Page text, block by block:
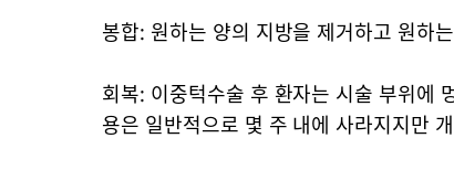
봉합: 원하는 양의 지방을 제거하고 원하
회복: 이중턱수술 후 환자는 시술 부위에
용은 일반적으로 몇 주 내에 사라지지만